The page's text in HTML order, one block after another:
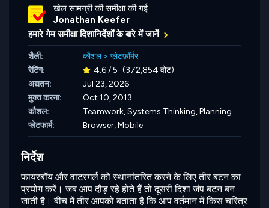
खेल सामग्री की समीक्षा की गई
Jonathan Keefer
हमारे गेम समीक्षा दिशानिर्देशों के बारे में जानें
शैली: कौशल> प्लेटफ़ॉर्मर
रेटिंग:
4.6 / 5 (372,854 वोट)
अद्यतन:
Jul 23, 2026
मुक्त करना:
Oct 10, 2013
कौशल:
Teamwork,Systems Thinking,Planning
प्लेटफार्म:
Browser, Mobile
निर्देश
फायरबॉय और वाटरगर्ल को स्थानांतरित करने के लिए तीर बटन का
प्रयोग करें। जब आप दौड़ रहे होते हैं तो दूसरी दिशा जंप बटन बन
जाती है। बीच में तीर आपको बताता है कि आप वर्तमान में किस चरित्र